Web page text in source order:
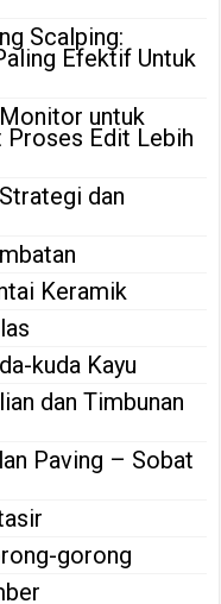
Scalping:
Efektif Untuk
untuk
Proses Edit Lebih
dan
Keramik
kuda Kayu
dan Timbunan
Paving – Sobat
gorong